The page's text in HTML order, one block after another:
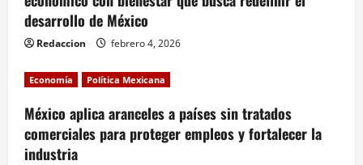
o
n
desarrollo de México
Redaccion febrero 4, 2026
Economía Política Mexicana
México aplica aranceles a países sin tratados
comerciales para proteger empleos y fortalecer la
industria